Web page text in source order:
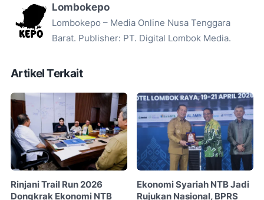
Lombokepo
Lombokepo – Media Online Nusa Tenggara
Barat. Publisher: PT. Digital Lombok Media.
Artikel Terkait
Rinjani Trail Run 2026
Dongkrak Ekonomi NTB
Ekonomi Syariah NTB Jadi
Rujukan Nasional, BPRS